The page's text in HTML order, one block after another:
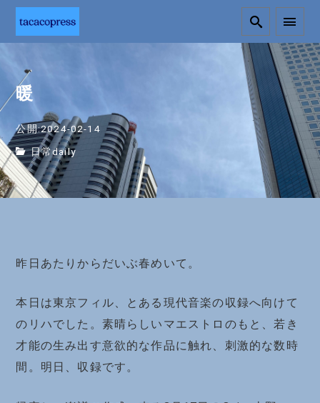
暖
公開:2024-02-14
日常daily
昨日あたりからだいぶ春めいて。
本日は東京フィル、とある現代音楽の収録へ向けて
のリハでした。素晴らしいマエストロのもと、若き
才能の生み出す意欲的な作品に触れ、刺激的な数時
間。明日、収録です。